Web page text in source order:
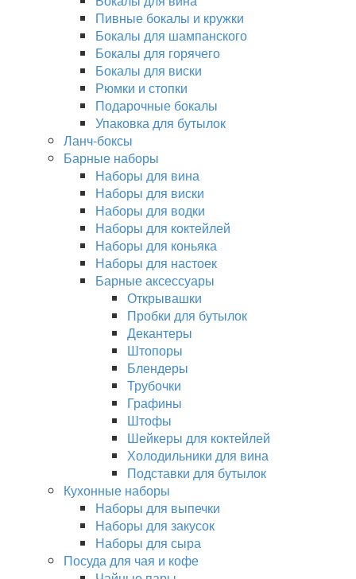
Пивные бокалы и кружки
Бокалы для шампанского
Бокалы для горячего
Бокалы для виски
Рюмки и стопки
Подарочные бокалы
Упаковка для бутылок
Ланч-боксы
Барные наборы
Наборы для вина
Наборы для виски
Наборы для водки
Наборы для коктейлей
Наборы для коньяка
Наборы для настоек
Барные аксессуары
Открывашки
Пробки для бутылок
Декантеры
Штопоры
Блендеры
Трубочки
Графины
Штофы
Шейкеры для коктейлей
Холодильники для вина
Подставки для бутылок
Кухонные наборы
Наборы для выпечки
Наборы для закусок
Наборы для сыра
Посуда для чая и кофе